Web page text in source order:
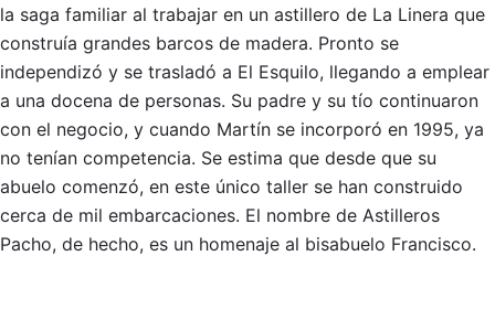
la saga familiar al trabajar en un astillero de La Linera que
construía grandes barcos de madera. Pronto se
independizó y se trasladó a El Esquilo, llegando a emplear
a una docena de personas. Su padre y su tío continuaron
con el negocio, y cuando Martín se incorporó en 1995, ya
no tenían competencia. Se estima que desde que su
abuelo comenzó, en este único taller se han construido
cerca de mil embarcaciones. El nombre de Astilleros
Pacho, de hecho, es un homenaje al bisabuelo Francisco.